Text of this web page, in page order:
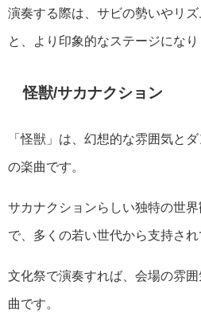
演奏する際は、サビの勢いやリ
と、より印象的なステージになり
怪獣/サカナクション
「怪獣」は、幻想的な雰囲気と
の楽曲です。
サカナクションらしい独特の世
で、多くの若い世代から支持され
文化祭で演奏すれば、会場の雰
曲です。